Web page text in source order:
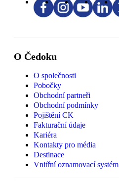
O Čedoku
O společnosti
Pobočky
Obchodní partneři
Obchodní podmínky
Pojištění CK
Fakturační údaje
Kariéra
Kontakty pro média
Destinace
Vnitřní oznamovací systém